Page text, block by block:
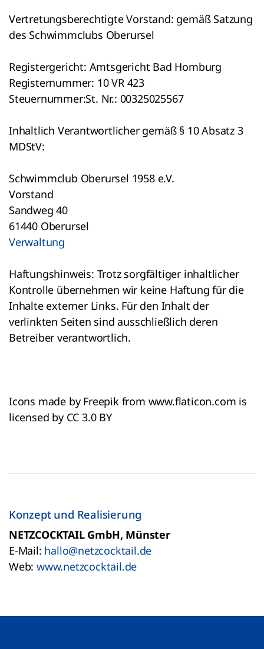
Vertretungsberechtigte Vorstand: gemäß Satzung
des Schwimmclubs Oberursel
Registergericht: Amtsgericht Bad Homburg
Registernummer: 10 VR 423
Steuernummer:St. Nr.: 00325025567
Inhaltlich Verantwortlicher gemäß § 10 Absatz 3
MDStV:
Schwimmclub Oberursel 1958 e.V.
Vorstand
Sandweg 40
61440 Oberursel
Verwaltung
Haftungshinweis: Trotz sorgfältiger inhaltlicher
Kontrolle übernehmen wir keine Haftung für die
Inhalte externer Links. Für den Inhalt der
verlinkten Seiten sind ausschließlich deren
Betreiber verantwortlich.
Icons made by Freepik from www.flaticon.com is
licensed by CC 3.0 BY
Konzept und Realisierung
NETZCOCKTAIL GmbH, Münster
E-Mail: hallo@netzcocktail.de
Web: www.netzcocktail.de